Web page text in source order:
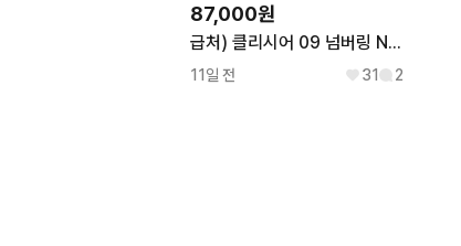
87,000원
급처) 클리시어 09 넘버링 Numbering 후드집업 화이트 판매
11일 전 31 2